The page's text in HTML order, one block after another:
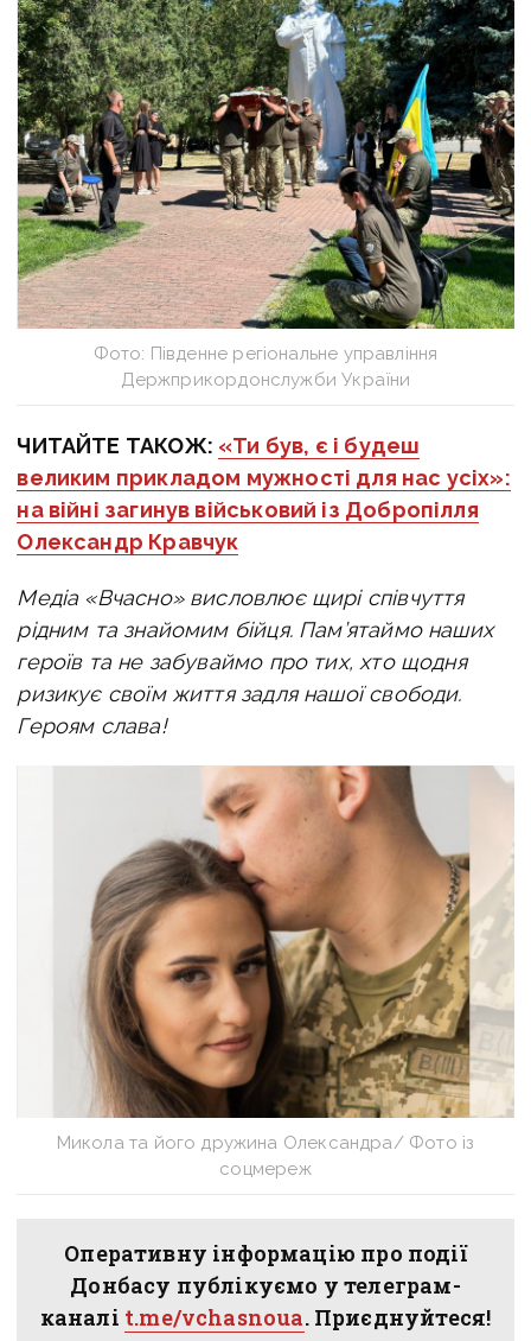
Фото: Південне регіональне управління
Держприкордонслужби України
ЧИТАЙТЕ ТАКОЖ: «Ти був, є і будеш
великим прикладом мужності для нас усіх»:
на війні загинув військовий із Добропілля
Олександр Кравчук
Медіа «Вчасно» висловлює щирі співчуття
рідним та знайомим бійця. Пам’ятаймо наших
героїв та не забуваймо про тих, хто щодня
ризикує своїм життя задля нашої свободи.
Героям слава!
Микола та його дружина Олександра/ Фото із
соцмереж
Оперативну інформацію про події
Донбасу публікуємо у телеграм-
каналі t.me/vchasnoua. Приєднуйтеся!